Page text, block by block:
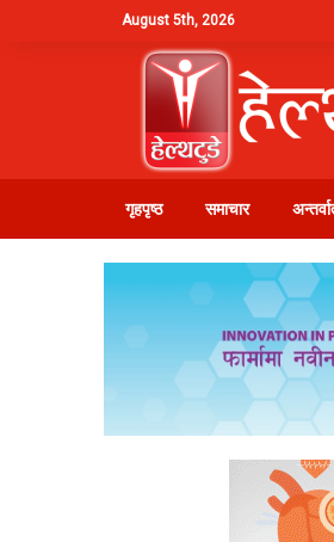
August 5th, 2026
गृहपृष्ठ समाचार